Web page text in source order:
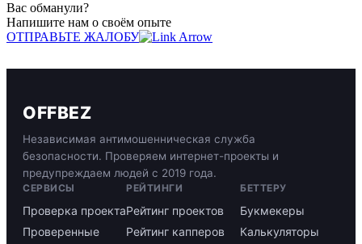
Вас обманули?
Напишите нам о своём опыте
ОТПРАВЬТЕ ЖАЛОБУ
OFFBEZ
Независимая антимошенническая служба
безопасности. Проверяем интернет-проекты и
предупреждаем людей с 2019 года.
СЕРВИСЫ
Проверка проекта
Проверенные
РЕЙТИНГИ
Рейтинг проектов
Рейтинг капперов
БЕТТЕРУ
Букмекеры
Калькуляторы